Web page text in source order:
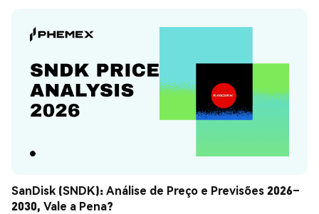
SanDisk (SNDK): Análise de Preço e Previsões 2026–
2030, Vale a Pena?